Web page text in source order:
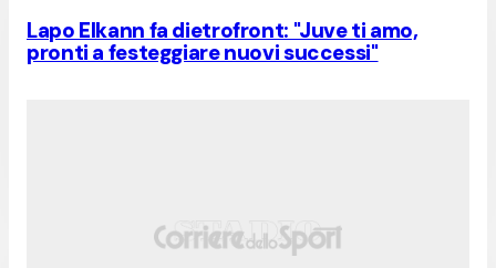
Lapo Elkann fa dietrofront: "Juve ti amo,
pronti a festeggiare nuovi successi"